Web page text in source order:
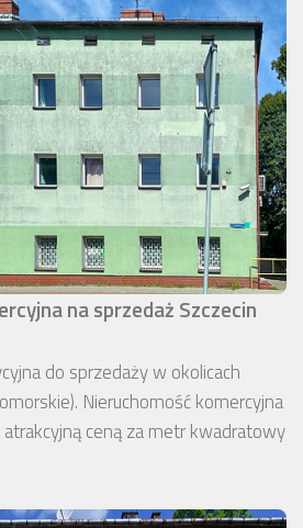
na sprzedaż Szczecin
do sprzedaży w okolicach
Nieruchomość komercyjna
ceną za metr kwadratowy